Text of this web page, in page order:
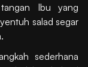
Ibu yang
salad segar
sederhana